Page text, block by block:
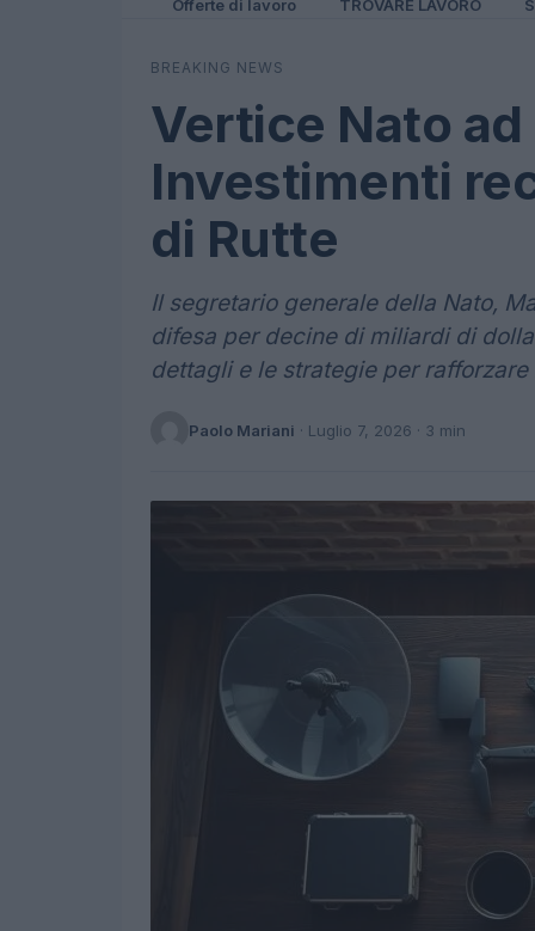
Offerte di lavoro TROVARE LAVORO
BREAKING NEWS
Vertice Nato
Investimenti
di Rutte
Il segretario generale della Nato,
difesa per decine di miliardi di
dettagli e le strategie per rafforzare
Paolo Mariani · Luglio 7, 2026 · 3 min